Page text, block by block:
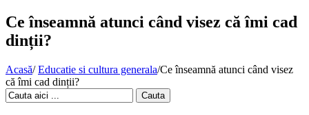
Ce înseamnă atunci când visez că îmi cad
dinții?
Acasă/ Educatie si cultura generala/Ce înseamnă atunci când visez
că îmi cad dinții?
Cauta